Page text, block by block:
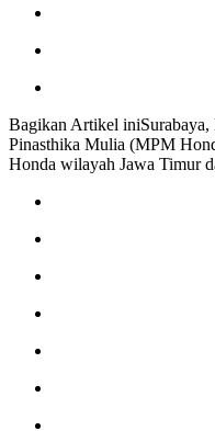
Bagikan Artikel
Pinasthika Mulia (MPM
Honda wilayah Jawa Timur